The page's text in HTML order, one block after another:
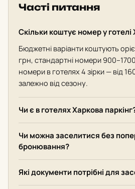
Часті питання
Скільки коштує номер у готелі
Бюджетні варіанти коштують
грн, стандартні номери
номери в готелях 4 зірки — від
залежно від сезону.
Чи є в готелях Харкова
Чи можна заселитися без
бронювання?
Які документи потрібні для